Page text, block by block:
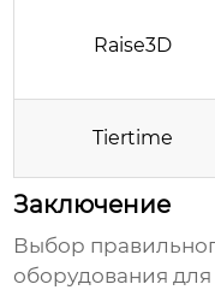
Raise3D
Tiertime
Заключение
Выбор
оборудования